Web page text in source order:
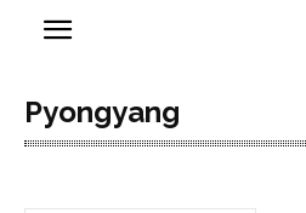
Pyongyang